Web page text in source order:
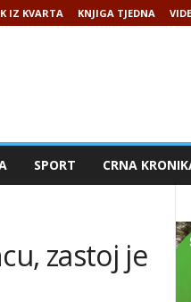
IZ KVARTA KNJIGA TJEDNA
SPORT CRNA
zastoj je